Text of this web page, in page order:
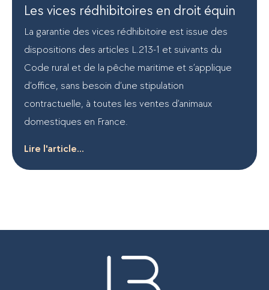
Les vices rédhibitoires en droit équin
La garantie des vices rédhibitoire est issue des
dispositions des articles L.213-1 et suivants du
Code rural et de la pêche maritime et s’applique
d’office, sans besoin d’une stipulation
contractuelle, à toutes les ventes d’animaux
domestiques en France.
Lire l'article...